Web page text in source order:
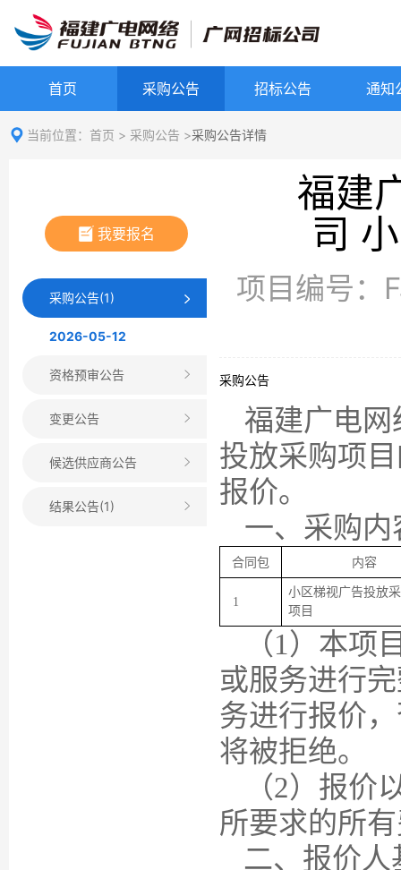
首页 采购公告 招标公告 通知
当前位置： 首页 > 采购公告 >采购公告详情
我要报名
采购公告(1)
2026-05-12
资格预审公告
变更公告
候选供应商公告
结果公告(1)
福建
司
项目编号：
采购公告
福建广电
投放采购项
报价。
一、采购内
合同包 内容
1
小区梯视广告投放
项目
（1 ）本项
或服务进行
务进行报价
将被拒绝。
（2）报价
所要求的所
二、报价